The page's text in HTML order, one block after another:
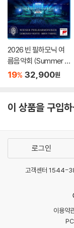
2026 빈 필하모닉 여
름음악회 (Summer Ni
ght Concert 2026)
19% 32,900원
이 상품을 구입
로그인
고객센터 1544-
이용약